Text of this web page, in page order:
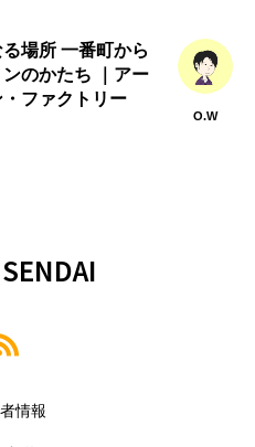
場所 一番町から
のかたち ｜アー
・ファクトリー
O.W
情報